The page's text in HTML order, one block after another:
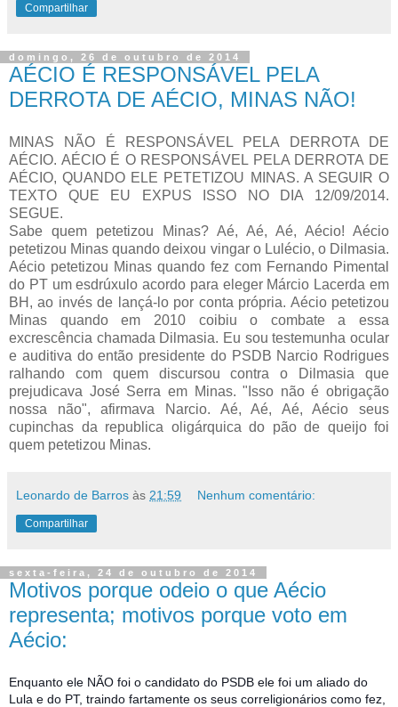
Compartilhar
domingo, 26 de outubro de 2014
AÉCIO É RESPONSÁVEL PELA
DERROTA DE AÉCIO, MINAS NÃO!
MINAS NÃO É RESPONSÁVEL PELA DERROTA DE
AÉCIO. AÉCIO É O RESPONSÁVEL PELA DERROTA DE
AÉCIO, QUANDO ELE PETETIZOU MINAS. A SEGUIR O
TEXTO QUE EU EXPUS ISSO NO DIA 12/09/2014.
SEGUE.
Sabe quem petetizou Minas? Aé, Aé, Aé, Aécio! Aécio
petetizou Minas quando deixou vingar o Lulécio, o Dilmasia.
Aécio petetizou Minas quando fez com Fernando Pimental
do PT um esdrúxulo acordo para eleger Márcio Lacerda em
BH, ao invés de lançá-lo por conta própria. Aécio petetizou
Minas quando em 2010 coibiu o combate a essa
excrescência chamada Dilmasia. Eu sou testemunha ocular
e auditiva do então presidente do PSDB Narcio Rodrigues
ralhando com quem discursou contra o Dilmasia que
prejudicava José Serra em Minas. "Isso não é obrigação
nossa não", afirmava Narcio. Aé, Aé, Aé, Aécio seus
cupinchas da republica oligárquica do pão de queijo foi
quem petetizou Minas.
Leonardo de Barros às 21:59 Nenhum comentário:
Compartilhar
sexta-feira, 24 de outubro de 2014
Motivos porque odeio o que Aécio
representa; motivos porque voto em
Aécio:
Enquanto ele NÃO foi o candidato do PSDB ele foi um aliado do
Lula e do PT, traindo fartamente os seus correligionários como fez,